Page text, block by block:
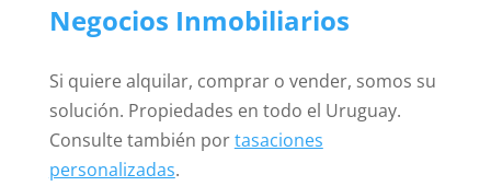
Negocios Inmobiliarios
Si quiere alquilar, comprar o vender, somos su
solución. Propiedades en todo el Uruguay.
Consulte también portasaciones
personalizadas.